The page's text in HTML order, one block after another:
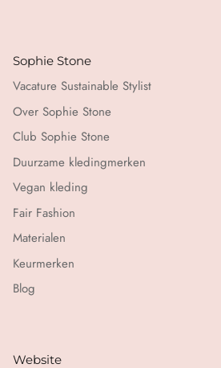
Sophie Stone
Vacature Sustainable Stylist
Over Sophie Stone
Club Sophie Stone
Duurzame kledingmerken
Vegan kleding
Fair Fashion
Materialen
Keurmerken
Blog
Website